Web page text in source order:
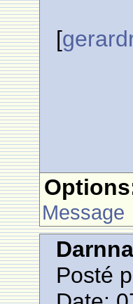
[
Message
Posté